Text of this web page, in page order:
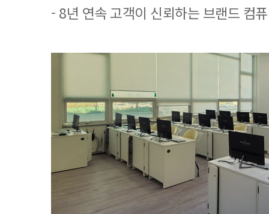
- 8년 연속 고객이 신뢰하는 브랜드 컴